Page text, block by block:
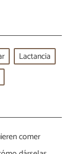
Lactancia
comer